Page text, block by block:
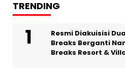
TRENDING
Resmi Diakuisisi
Breaks Berganti
Breaks Resort &